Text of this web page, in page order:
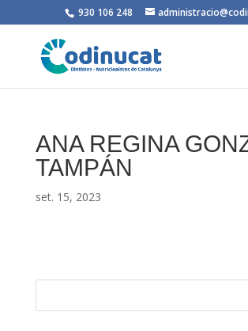
930 106 248
ANA REGINA
TAMPÁN
set. 15, 2023